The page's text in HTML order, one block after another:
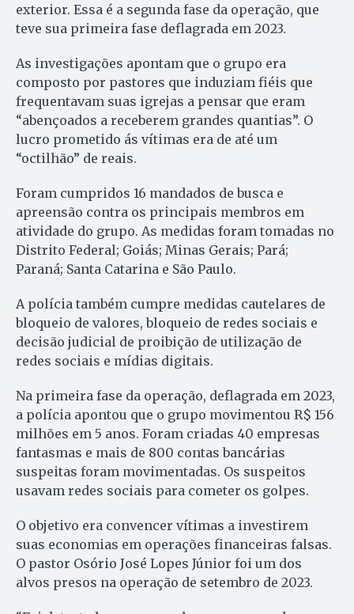
exterior. Essa é a segunda fase da operação, que
teve sua primeira fase deflagrada em 2023.
As investigações apontam que o grupo era
composto por pastores que induziam fiéis que
frequentavam suas igrejas a pensar que eram
“abençoados a receberem grandes quantias”. O
lucro prometido ás vítimas era de até um
“octilhão” de reais.
Foram cumpridos 16 mandados de busca e
apreensão contra os principais membros em
atividade do grupo. As medidas foram tomadas no
Distrito Federal; Goiás; Minas Gerais; Pará;
Paraná; Santa Catarina e São Paulo.
A polícia também cumpre medidas cautelares de
bloqueio de valores, bloqueio de redes sociais e
decisão judicial de proibição de utilização de
redes sociais e mídias digitais.
Na primeira fase da operação, deflagrada em 2023,
a polícia apontou que o grupo movimentou R$ 156
milhões em 5 anos. Foram criadas 40 empresas
fantasmas e mais de 800 contas bancárias
suspeitas foram movimentadas. Os suspeitos
usavam redes sociais para cometer os golpes.
O objetivo era convencer vítimas a investirem
suas economias em operações financeiras falsas.
O pastor Osório José Lopes Júnior foi um dos
alvos presos na operação de setembro de 2023.